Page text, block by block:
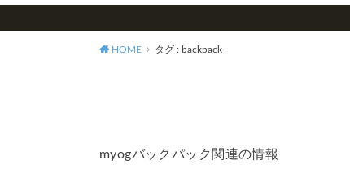
HOME タグ : backpack
myogバックパック関連の情報